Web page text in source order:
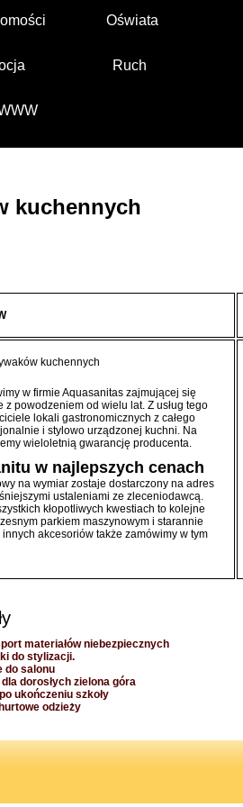
Oświata
Ruch
kuchennych
kuchennych
w firmie Aquasanitas zajmującej się
powodzeniem od wielu lat. Z usług tego
lokali gastronomicznych z całego
i stylowo urządzonej kuchni. Na
wieloletnią gwarancję producenta.
w najlepszych cenach
na wymiar zostaje dostarczony na adres
ustaleniami ze zleceniodawcą.
kłopotliwych kwestiach to kolejne
parkiem maszynowym i starannie
akcesoriów także zamówimy w tym
materiałów niebezpiecznych
do stylizacji.
do salonu
dorosłych zielona góra
ukończeniu szkoły
odzieży